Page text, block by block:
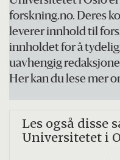
forskning.no. Deres
leverer innhold til
innholdet for å
uavhengig
Her kan du lese mer
Les også disse
Universitetet i